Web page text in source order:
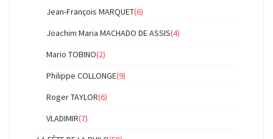
Jean-François MARQUET(6)
Joachim Maria MACHADO DE ASSIS(4)
Mario TOBINO(2)
Philippe COLLONGE(9)
Roger TAYLOR(6)
VLADIMIR(7)